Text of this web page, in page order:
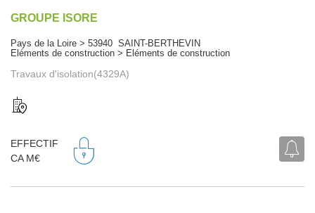
GROUPE ISORE
Pays de la Loire > 53940 SAINT-BERTHEVIN
Eléments de construction > Eléments de construction
Travaux d'isolation(4329A)
EFFECTIF
CA M€